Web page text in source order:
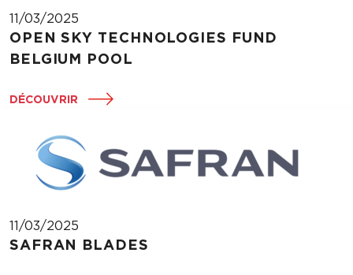
11/03/2025
OPEN SKY TECHNOLOGIES FUND
BELGIUM POOL
DÉCOUVRIR
11/03/2025
SAFRAN BLADES